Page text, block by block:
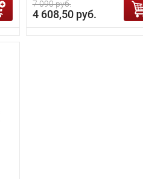
7 090 руб.
4 608,50 руб.